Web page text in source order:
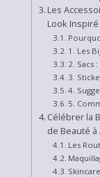
Les
Look
1. Les
2. Sacs
3.
4.
5.
Célébrer la
de Beauté
Les